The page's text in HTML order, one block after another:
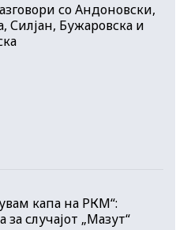
со Андоновски,
Силјан, Бужаровска и
капа на РКМ“:
случајот „Мазут“